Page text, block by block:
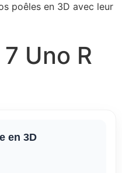
poêles en 3D avec leur
Uno R
en 3D